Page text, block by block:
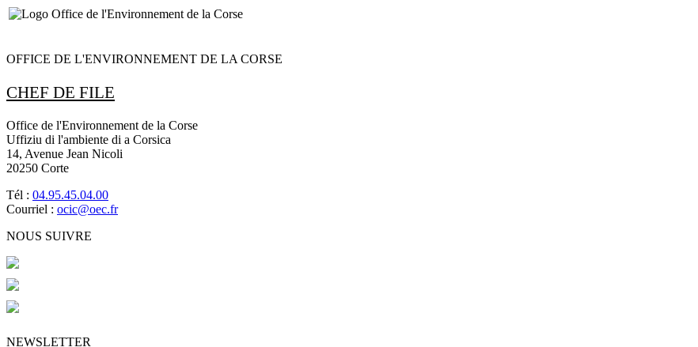
OFFICE DE L'ENVIRONNEMENT DE LA CORSE
CHEF DE FILE
Office de l'Environnement de la Corse
Uffiziu di l'ambiente di a Corsica
14, Avenue Jean Nicoli
20250 Corte
Tél : 04.95.45.04.00
Courriel : ocic@oec.fr
NOUS SUIVRE
NEWSLETTER